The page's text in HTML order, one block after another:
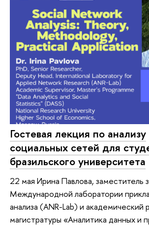
Гостевая лекция по анализу
социальных сетей для
бразильского университета
22 мая Ирина Павлова, заместитель
Международной лаборатории
анализа (ANR-Lab) и академический
магистратуры «Аналитика данных и